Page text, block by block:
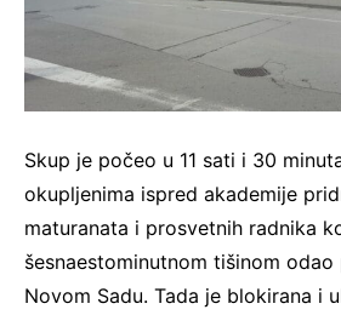
Skup je počeo u 11 sati i 30
okupljenima ispred akademije
maturanata i prosvetnih radnika
šesnaestominutnom tišinom
Novom Sadu. Tada je blokirana i